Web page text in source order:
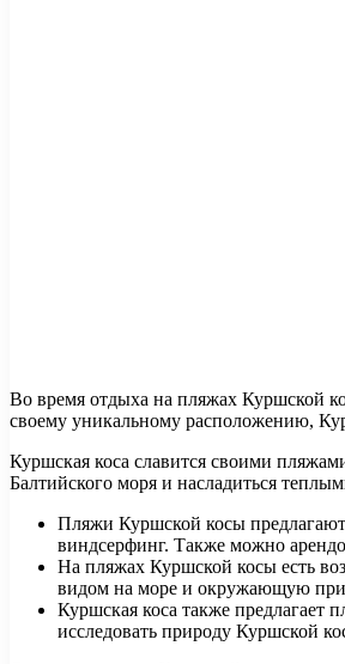
Во время отдыха на пляжах Куршской
своему уникальному расположению,
Куршская коса славится своими
Балтийского моря и насладиться
Пляжи Куршской косы предлагают
виндсерфинг. Также можно
На пляжах Куршской косы есть
видом на море и окружающую
Куршская коса также предлагает
исследовать природу Куршской